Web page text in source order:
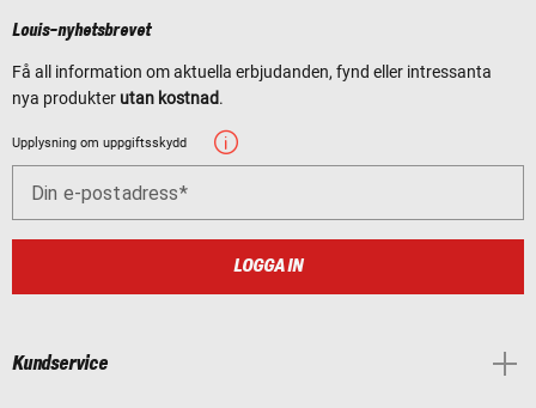
Louis-nyhetsbrevet
Få all information om aktuella erbjudanden, fynd eller intressanta
nya produkter utan kostnad.
Upplysning om uppgiftsskydd
Din e-postadress
LOGGA IN
Kundservice